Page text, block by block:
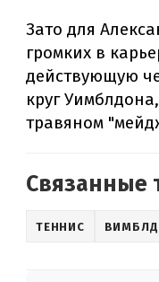
Зато для
громких в
действующую
круг
травяном
Связанные
ТЕННИС